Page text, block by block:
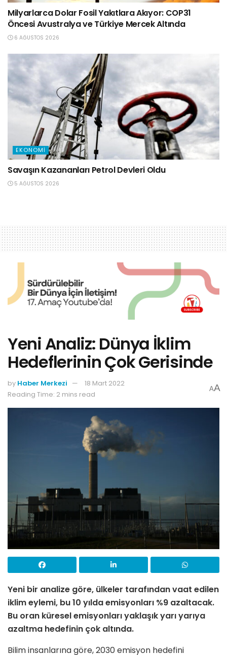
Milyarlarca Dolar Fosil Yakıtlara Akıyor: COP31
Öncesi Avustralya ve Türkiye Mercek Altında
6 AĞUSTOS 2026
EKONOMI
Savaşın Kazananları Petrol Devleri Oldu
5 AĞUSTOS 2026
Yeni Analiz: Dünya İklim
Hedeflerinin Çok Gerisinde
by Haber Merkezi
18 Mart 2022
Reading Time: 2 mins read
AA
Yeni bir analize göre, ülkeler tarafından vaat edilen
iklim eylemi, bu 10 yılda emisyonları %9 azaltacak.
Bu oran küresel emisyonları yaklaşık yarı yarıya
azaltma hedefinin çok altında.
Bilim insanlarına göre, 2030 emisyon hedefini